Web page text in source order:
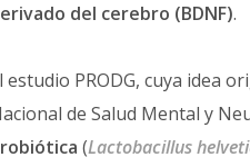
del cerebro (BDNF).
estudio PRODG, cuya idea
de Salud Mental y
(Lactobacillus